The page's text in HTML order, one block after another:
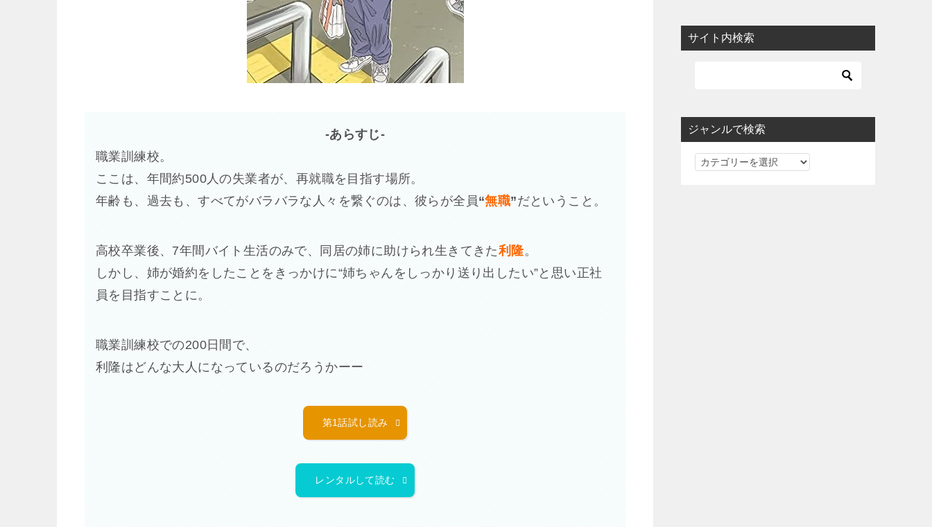
-あらすじ-
職業訓練校。
ここは、年間約500人の失業者が、再就職を目指す場所。
年齢も、過去も、すべてがバラバラな人々を繋ぐのは、彼らが全員“無職”だということ。
高校卒業後、7年間バイト生活のみで、同居の姉に助けられ生きてきた利隆。
しかし、姉が婚約をしたことをきっかけに“姉ちゃんをしっかり送り出したい”と思い正社
員を目指すことに。
職業訓練校での200日間で、
利隆はどんな大人になっているのだろうかーー
第1話試し読み
レンタルして読む
サイト内検索
ジャンルで検索
ジ